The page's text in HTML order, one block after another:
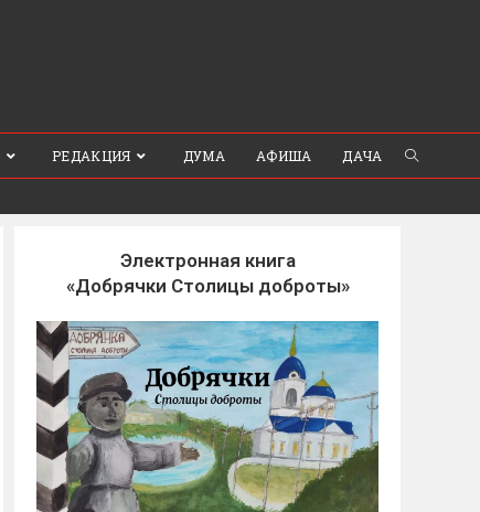
РЕДАКЦИЯ ДУМА АФИША ДАЧА
Электронная книга
«Добрячки Столицы доброты»